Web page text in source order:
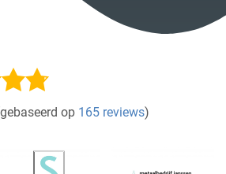
op 165 reviews)